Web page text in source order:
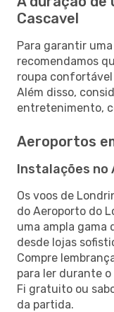
Cascavel
Para garantir
recomendamos
roupa confortável
Além disso,
entretenimento,
Aeroportos
Instalações no
Os voos de
do Aeroporto do
uma ampla gama
desde lojas
Compre
para ler durante
Fi gratuito ou
da partida.